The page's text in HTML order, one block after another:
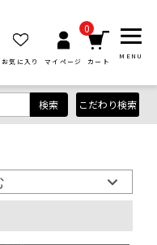
お気に入り マイページ
0
カート
MENU
検索 こだわり検索